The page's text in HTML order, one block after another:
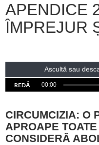
APENDICE
ÎMPREJUR
Ascultă sau
REDĂ 00:00
CIRCUMCIZIA: O
APROAPE
CONSIDERĂ